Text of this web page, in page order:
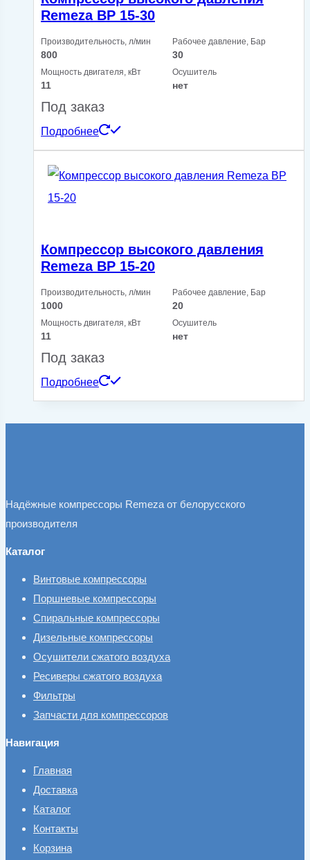
Remeza ВP 15-30
Производительность, л/мин
800
Рабочее давление, Бар
30
Мощность двигателя, кВт
11
Осушитель
нет
Под заказ
Подробнее
Компрессор высокого давления
Remeza ВP 15-20
Производительность, л/мин
1000
Рабочее давление, Бар
20
Мощность двигателя, кВт
11
Осушитель
нет
Под заказ
Подробнее
Надёжные компрессоры Remeza от белорусского
производителя
Каталог
Винтовые компрессоры
Поршневые компрессоры
Спиральные компрессоры
Дизельные компрессоры
Осушители сжатого воздуха
Ресиверы сжатого воздуха
Фильтры
Запчасти для компрессоров
Навигация
Главная
Доставка
Каталог
Контакты
Корзина